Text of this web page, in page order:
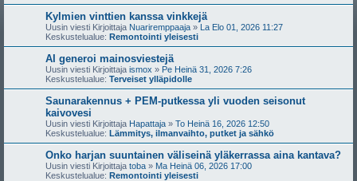
Kylmien vinttien kanssa vinkkejä
Uusin viesti Kirjoittaja Nuariremppaaja » La Elo 01, 2026 11:27
Keskustelualue: Remontointi yleisesti
AI generoi mainosviestejä
Uusin viesti Kirjoittaja ismox » Pe Heinä 31, 2026 7:26
Keskustelualue: Terveiset ylläpidolle
Saunarakennus + PEM-putkessa yli vuoden seisonut
kaivovesi
Uusin viesti Kirjoittaja Hapattaja » To Heinä 16, 2026 12:50
Keskustelualue: Lämmitys, ilmanvaihto, putket ja sähkö
Onko harjan suuntainen väliseinä yläkerrassa aina kantava?
Uusin viesti Kirjoittaja toba » Ma Heinä 06, 2026 17:00
Keskustelualue: Remontointi yleisesti